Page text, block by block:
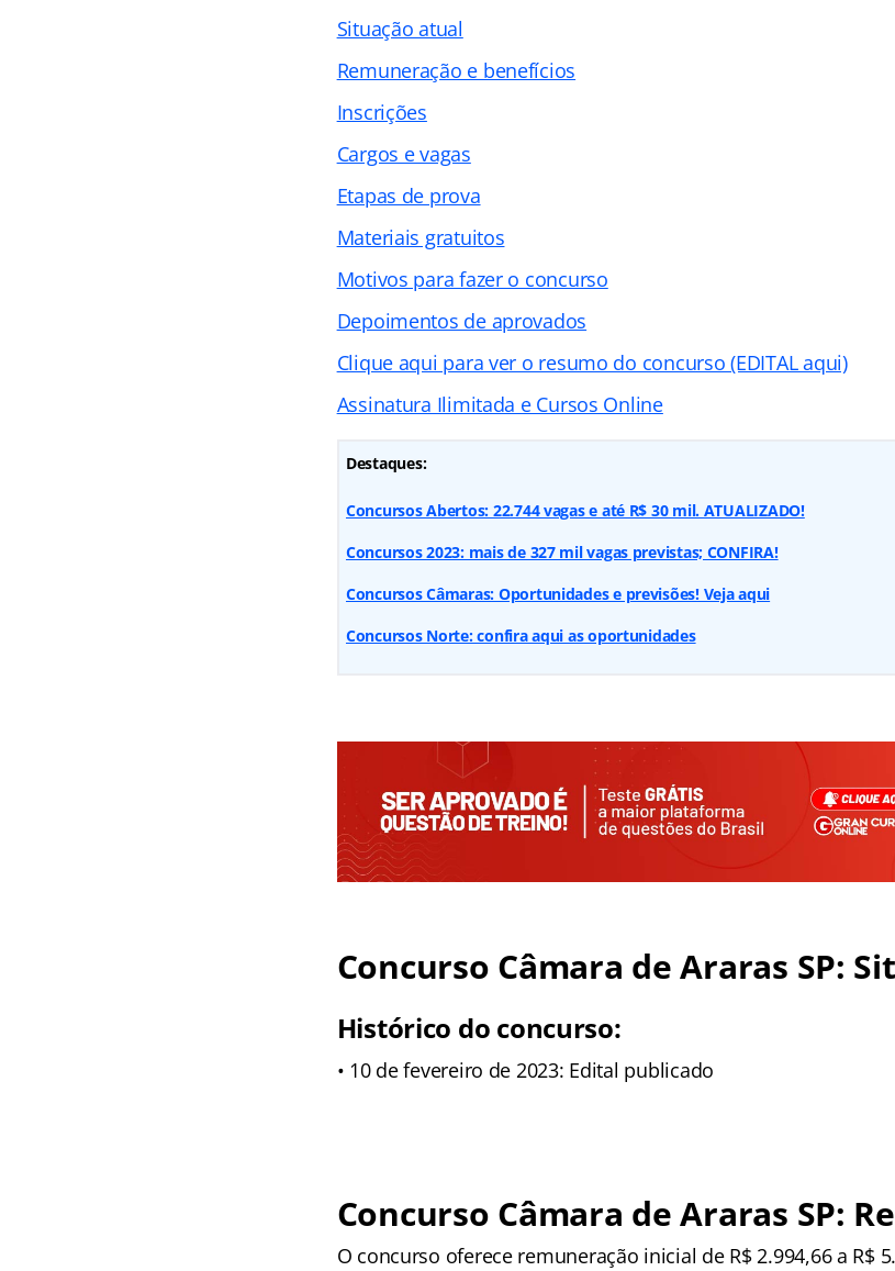
Situação atual
Remuneração e benefícios
Inscrições
Cargos e vagas
Etapas de prova
Materiais gratuitos
Motivos para fazer o concurso
Depoimentos de aprovados
Clique aqui para ver o resumo do concurso (EDITAL aqui)
Assinatura Ilimitada e Cursos Online
Destaques:
Concursos Abertos: 22.744 vagas e até R$ 30 mil. ATUALIZADO!
Concursos 2023: mais de 327 mil vagas previstas; CONFIRA!
Concursos Câmaras: Oportunidades e previsões! Veja aqui
Concursos Norte: confira aqui as oportunidades
Concurso Câmara de Araras SP:
Histórico do concurso:
• 10 de fevereiro de 2023: Edital publicado
Concurso Câmara de Araras SP:
O concurso oferece remuneração inicial de R$ 2.994,66 a R$